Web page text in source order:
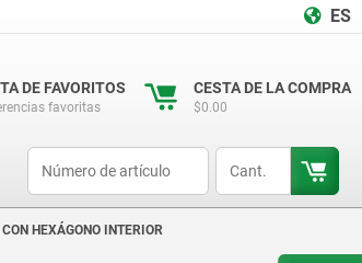
ES
DE FAVORITOS
favoritas
CESTA DE LA COMPRA
$0.00
HEXÁGONO INTERIOR